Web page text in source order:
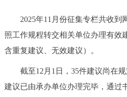
政务公开
市领导
2025年11月份征集专栏共收到
照工作规程转交相关单位办理有效
含重复建议、无效建议）。
截至12月1日，35件建议尚在规
建议已由承办单位办理完毕，通过